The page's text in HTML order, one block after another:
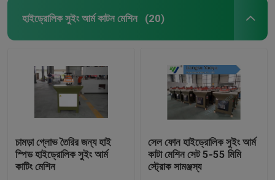
হাইড্রোলিক সুইং আর্ম কাটন মেশিন (20)
চামড়া গ্লোভ তৈরির জন্য হাই
স্পিড হাইড্রোলিক সুইং আর্ম
কাটিং মেশিন
সেল ফোন হাইড্রোলিক সুইং আর্ম
কাটা মেশিন সেট 5-55 মিমি
স্ট্রোক সামঞ্জস্য